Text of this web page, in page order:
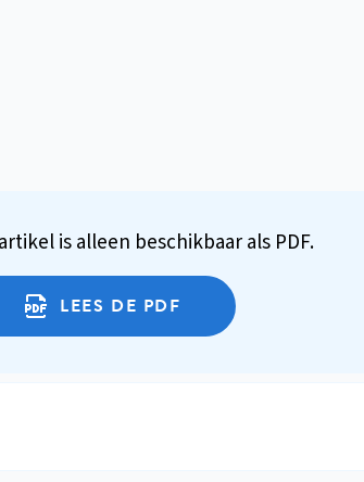
is alleen beschikbaar als PDF.
LEES DE PDF